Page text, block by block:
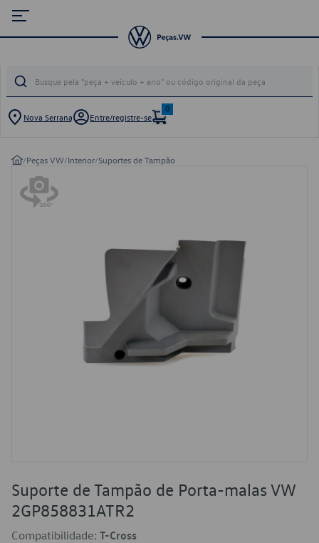
Nova Serrana Entre/registre-se
0
/Peças VW/Interior/Suportes de Tampão
Suporte de Tampão de Porta-malas VW
2GP858831ATR2
Compatibilidade: T-Cross